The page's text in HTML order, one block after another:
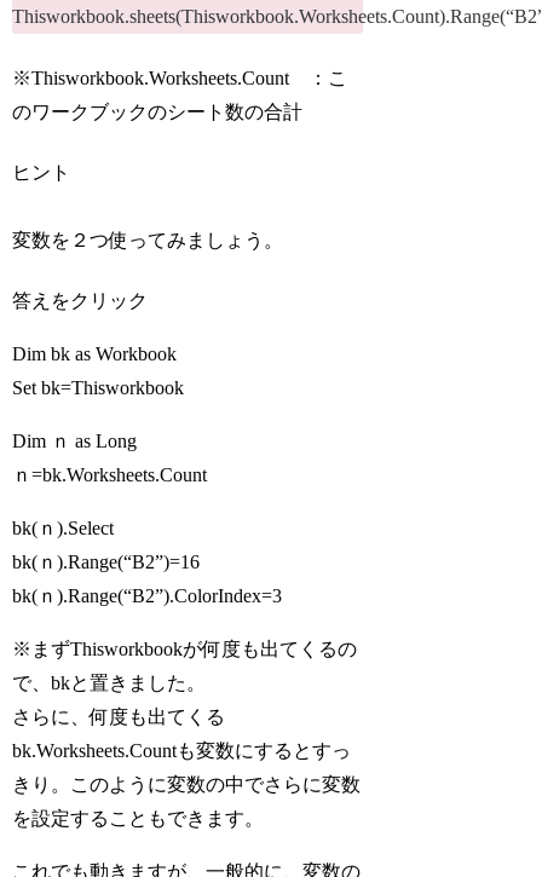
※Thisworkbook.Worksheets.Count ：こ
のワークブックのシート数の合計
ヒント
変数を２つ使ってみましょう。
答えをクリック
Dimbk asWorkbook
Setbk=Thisworkbook
Dim ｎ asLong
ｎ=bk.Worksheets.Count
bk( ｎ).Select
bk( ｎ).Range(“B2”)=16
bk( ｎ).Range(“B2”).ColorIndex=3
※まずThisworkbookが何度も出てくるの
で、bkと置きました。
さらに、何度も出てくる
bk.Worksheets.Countも変数にするとすっ
きり。このように変数の中でさらに変数
を設定することもできます。
これでも動きますが、一般的に、変数の